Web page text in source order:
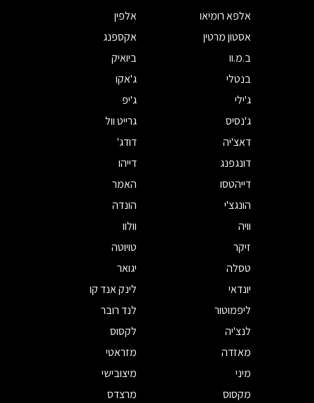
אלפא רומיאו
אלפין
אסטון מרטין
אקספנג
ב.מ.וו
ביואיק
בנטלי
ג'אקו
ג'ילי
ג'יפ
ג'נסיס
גרייט וול
דאצ'יה
דודג'
דונגפנג
דייהו
דייהטסו
האמר
הונגצ'י
הונדה
וויה
וולוו
זיקר
טויוטה
טסלה
יגואר
יונדאי
לינק אנד קו
ליפמוטור
לנד רובר
לנצ'יה
לקסוס
מאזדה
מזראטי
מיני
מיצובישי
מקסוס
מרצדס